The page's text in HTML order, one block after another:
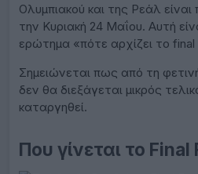
Ολυμπιακού και της Ρεάλ
την Κυριακή 24 Μαΐου. Αυτή
ερώτημα «πότε αρχίζει το
Σημειώνεται πως από τη
δεν θα διεξάγεται μικρός
καταργηθεί.
Που γίνεται το